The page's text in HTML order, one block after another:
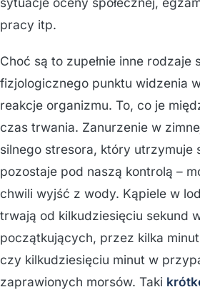
pracy itp.
Choć są to zupełnie inne rodzaje
fizjologicznego punktu widzenia
reakcje organizmu. To, co je
czas trwania. Zanurzenie w
silnego stresora, który utrzymuje
pozostaje pod naszą kontrolą –
chwili wyjść z wody. Kąpiele w
trwają od kilkudziesięciu sekund
początkujących, przez kilka
czy kilkudziesięciu minut w
zaprawionych morsów. Taki